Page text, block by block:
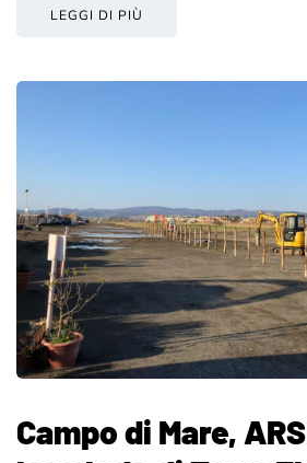
LEGGI DI PIÙ
Campo di Mare,